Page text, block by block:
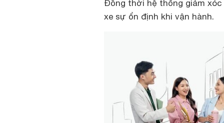
Đồng thời hệ thống giảm
xe sự ổn định khi vận hành.